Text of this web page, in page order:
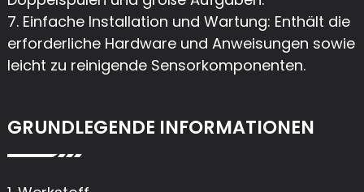
7. Einfache Installation und Wartung: Enthält die
erforderliche Hardware und Anweisungen sowie
leicht zu reinigende Sensorkomponenten.
GRUNDLEGENDE INFORMATIONEN